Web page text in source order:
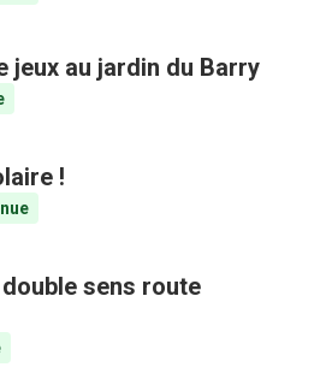
jeux au jardin du Barry
!
sens route